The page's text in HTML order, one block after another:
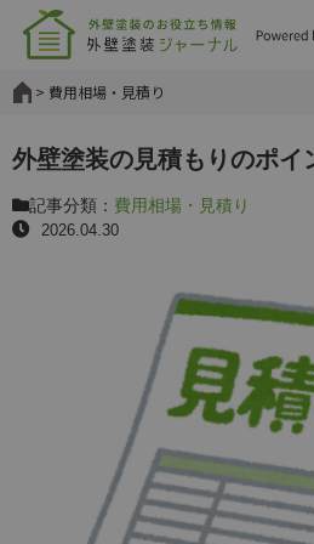
費用相場・見積り
外壁塗装の見積もりのポイ
記事分類： 費用相場・見積り
2026.04.30